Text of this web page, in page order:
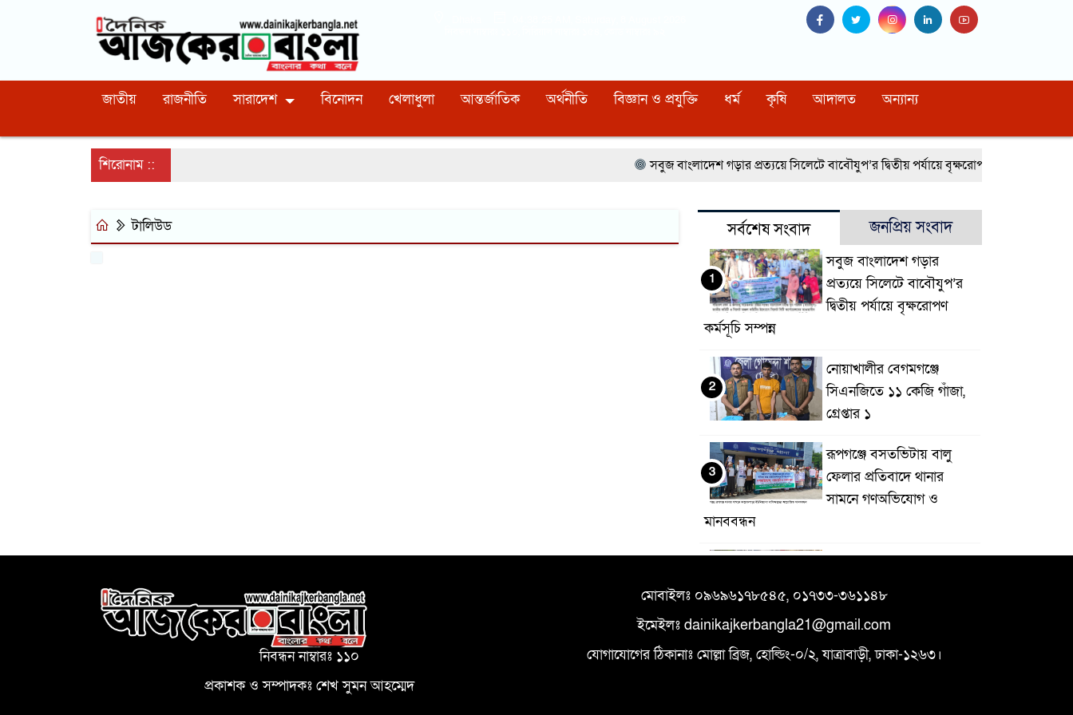
জাতীয় রাজনীতি সারাদেশ বিনোদন খেলাধুলা আন্তর্জাতিক অর্থনীতি বিজ্ঞান ও প্রযুক্তি ধর্ম কৃষি আদালত অন্যান্য
শিরোনাম :: সবুজ বাংলাদেশ গড়ার প্রত্যয়ে সিলেটে বাবৌযুপ’র দ্বিতীয় পর্যায়ে বৃক্ষরোপণ কর্মসূচি সম্পন্ন
টালিউড সর্বশেষ সংবাদ জনপ্রিয় সংবাদ
সবুজ বাংলাদেশ গড়ার
প্রত্যয়ে সিলেটে বাবৌযুপ’র
দ্বিতীয় পর্যায়ে বৃক্ষরোপণ
কর্মসূচি সম্পন্ন
1
নোয়াখালীর বেগমগঞ্জে
সিএনজিতে ১১ কেজি গাঁজা,
গ্রেপ্তার ১
2
রূপগঞ্জে বসতভিটায় বালু
ফেলার প্রতিবাদে থানার
সামনে গণঅভিযোগ ও
মানববন্ধন
3
বেহাল দশা, চরম দুর্ভোগে
5
নিবন্ধন নাম্বারঃ ১১০
প্রকাশক ও সম্পাদকঃ শেখ সুমন আহম্মেদ
মোবাইলঃ ০৯৬৯৬১৭৮৫৪৫, ০১৭৩৩-৩৬১১৪৮
ইমেইলঃ dainikajkerbangla21@gmail.com
যোগাযোগের ঠিকানাঃ মোল্লা ব্রিজ, হোল্ডিং-০/২, যাত্রাবাড়ী, ঢাকা-১২৬৩।